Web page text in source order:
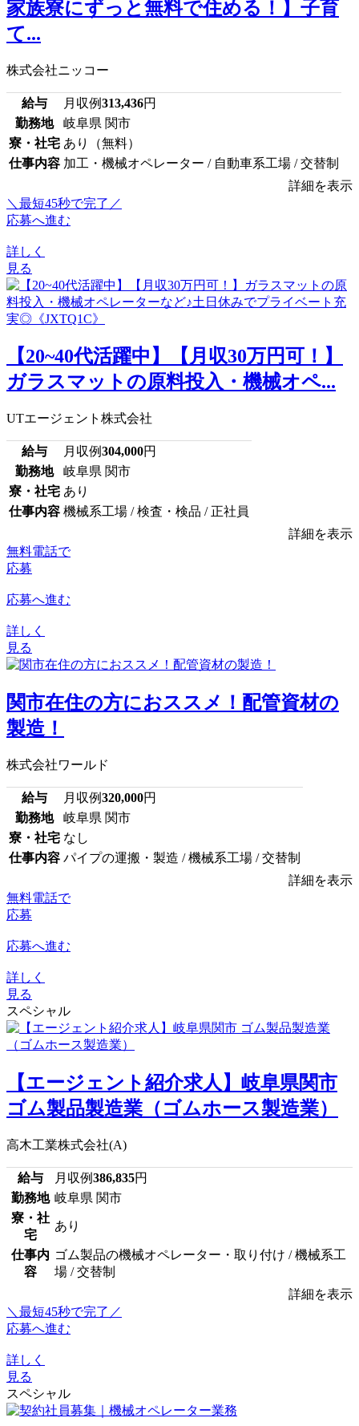
家族寮にずっと無料で住める！】子育
て...
株式会社ニッコー
給与 月収例313,436円
勤務地
岐阜県 関市
寮・社宅 あり（無料）
仕事内容 加工・機械オペレーター / 自動車系工場 / 交替制
詳細を表示
＼最短45秒で完了／
応募へ進む
詳しく
見る
【20~40代活躍中】【月収30万円可！】
ガラスマットの原料投入・機械オペ...
UTエージェント株式会社
給与 月収例304,000円
勤務地
岐阜県 関市
寮・社宅 あり
仕事内容 機械系工場 / 検査・検品 / 正社員
詳細を表示
無料電話で
応募
応募へ進む
詳しく
見る
関市在住の方におススメ！配管資材の
製造！
株式会社ワールド
給与 月収例320,000円
勤務地
岐阜県 関市
寮・社宅 なし
仕事内容 パイプの運搬・製造 / 機械系工場 / 交替制
詳細を表示
無料電話で
応募
応募へ進む
詳しく
見る
スペシャル
【エージェント紹介求人】岐阜県関市
ゴム製品製造業（ゴムホース製造業）
高木工業株式会社(A)
給与 月収例386,835円
勤務地 岐阜県 関市
寮・社
宅
あり
仕事内
容
ゴム製品の機械オペレーター・取り付け / 機械系工
場 / 交替制
詳細を表示
＼最短45秒で完了／
応募へ進む
詳しく
見る
スペシャル